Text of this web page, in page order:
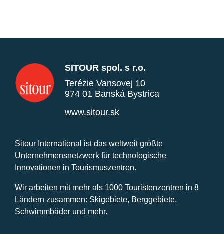
SITOUR spol. s r.o.
Terézie Vansovej 10
974 01 Banská Bystrica
www.sitour.sk
Sitour International ist das weltweit größte
Unternehmensnetzwerk für technologische
Innovationen in Tourismuszentren.
Wir arbeiten mit mehr als 1000 Touristenzentren in 8
Ländern zusammen: Skigebiete, Berggebiete,
Schwimmbäder und mehr.